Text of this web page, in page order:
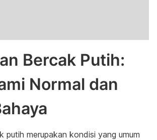
Bercak Putih:
Normal dan
putih merupakan kondisi yang umum